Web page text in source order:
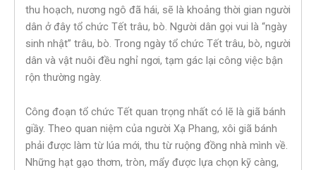
thu hoạch, nương ngô đã hái, sẽ là khoảng thời gian người
dân ở đây tổ chức Tết trâu, bò. Người dân gọi vui là “ngày
sinh nhật” trâu, bò. Trong ngày tổ chức Tết trâu, bò, người
dân và vật nuôi đều nghỉ ngơi, tạm gác lại công việc bận
rộn thường ngày.
Công đoạn tổ chức Tết quan trọng nhất có lẽ là giã bánh
giầy. Theo quan niệm của người Xạ Phang, xôi giã bánh
phải được làm từ lúa mới, thu từ ruộng đồng nhà mình về.
Những hạt gạo thơm, tròn, mẩy được lựa chọn kỹ càng,